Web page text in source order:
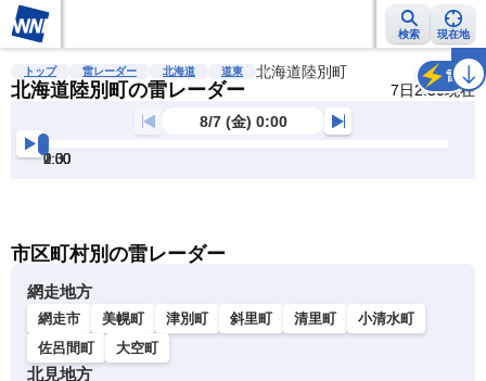
検索 現在地
雨雲レーダー 台風情報 地震情報 警報・注意報 2週間天気 ラ
トップ 雷レーダー 北海道 道東 北海道陸別町
北海道陸別町の雷レーダー 7日2:50現在
雷
8/7 (金) 0:00
0:00
0:30
1:00
1:30
2:00
2:30
市区町村別の雷レーダー
網走地方
網走市 美幌町 津別町 斜里町 清里町
小清水町
佐呂間町
大空町
北見地方